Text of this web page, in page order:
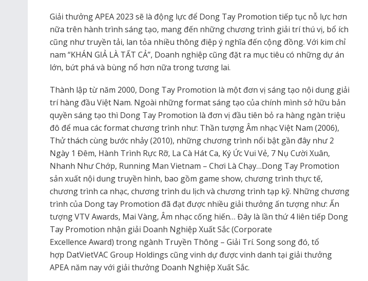
Giải thưởng APEA 2023 sẽ là động lực để Dong Tay Promotion tiếp tục nỗ lực hơn
nữa trên hành trình sáng tạo, mang đến những chương trình giải trí thú vị, bổ ích
cũng như truyền tải, lan tỏa nhiều thông điệp ý nghĩa đến cộng đồng. Với kim chỉ
nam “KHÁN GIẢ LÀ TẤT CẢ”, Doanh nghiệp cũng đặt ra mục tiêu có những dự án
lớn, bứt phá và bùng nổ hơn nữa trong tương lai.
Thành lập từ năm 2000, Dong Tay Promotion là một đơn vị sáng tạo nội dung giải
trí hàng đầu Việt Nam. Ngoài những format sáng tạo của chính mình sở hữu bản
quyền sáng tạo thì Dong Tay Promotion là đơn vị đầu tiên bỏ ra hàng ngàn triệu
đô để mua các format chương trình như: Thần tượng Âm nhạc Việt Nam (2006),
Thử thách cùng bước nhảy (2010), những chương trình nổi bật gần đây như 2
Ngày 1 Đêm, Hành Trình Rực Rỡ, La Cà Hát Ca, Ký Ức Vui Vẻ, 7 Nụ Cười Xuân,
Nhanh Như Chớp, Running Man Vietnam – Chơi Là Chạy…Dong Tay Promotion
sản xuất nội dung truyền hình, bao gồm game show, chương trình thực tế,
chương trình ca nhạc, chương trình du lịch và chương trình tạp kỹ. Những chương
trình của Dong tay Promotion đã đạt được nhiều giải thưởng ấn tượng như: Ấn
tượng VTV Awards, Mai Vàng, Âm nhạc cống hiến… Đây là lần thứ 4 liên tiếp Dong
Tay Promotion nhận giải Doanh Nghiệp Xuất Sắc (Corporate
Excellence Award) trong ngành Truyền Thông – Giải Trí. Song song đó, tổ
hợp DatVietVAC Group Holdings cũng vinh dự được vinh danh tại giải thưởng
APEA năm nay với giải thưởng Doanh Nghiệp Xuất Sắc.